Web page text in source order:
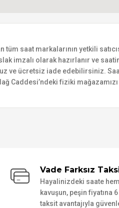
saat markalarının yetkili
imzalı olarak hazırlanır ve
ve ücretsiz iade edebilirsiniz.
Caddesi’ndeki fiziki
Vade Farksız
Hayalinizdeki saate
kavuşun, peşin fiyatına 6
taksit avantajıyla